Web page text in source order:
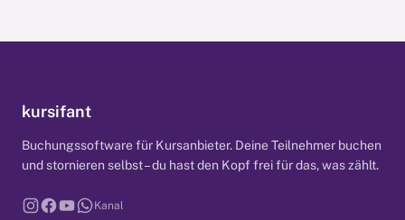
kursifant
Buchungssoftware für Kursanbieter. Deine Teilnehmer buchen
und stornieren selbst – du hast den Kopf frei für das, was zählt.
Kanal